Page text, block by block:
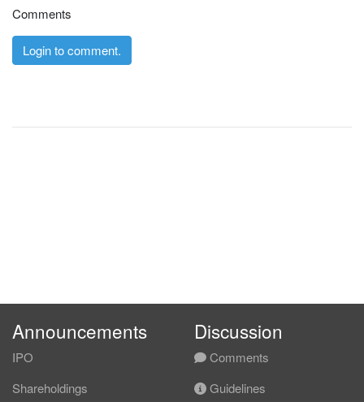
Comments
Login to comment.
Announcements
IPO
Shareholdings
Discussion
Comments
Guidelines